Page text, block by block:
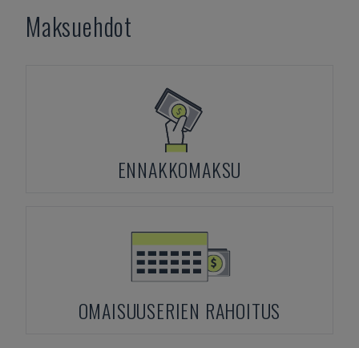
Maksuehdot
ENNAKKOMAKSU
OMAISUUSERIEN RAHOITUS